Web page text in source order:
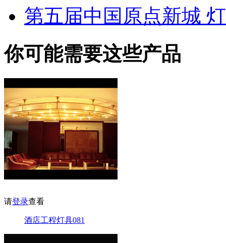
第五届中国原点新城
你可能需要这些产品
请登录查看
酒店工程灯具081